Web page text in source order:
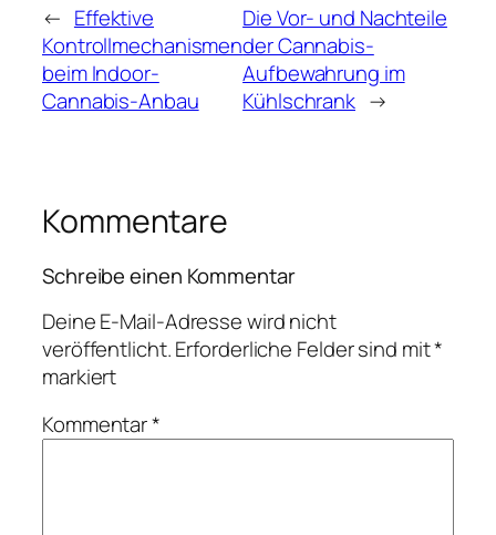
← Effektive
Kontrollmechanismen
beim Indoor-
Cannabis-Anbau
Die Vor- und Nachteile
der Cannabis-
Aufbewahrung im
Kühlschrank →
Kommentare
Schreibe einen Kommentar
Deine E-Mail-Adresse wird nicht
veröffentlicht.Erforderliche Felder sind mit*
markiert
Kommentar*